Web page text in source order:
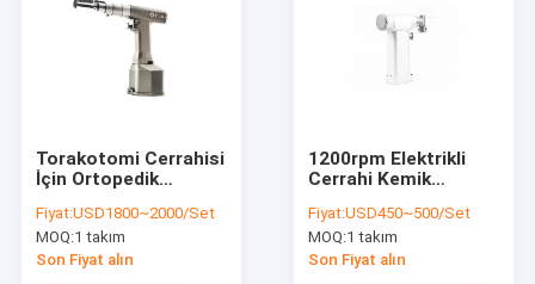
Torakotomi Cerrahisi
İçin Ortopedik
Kemik Testere Tıbbi
Kesme Aletleri
Fiyat:USD1800~2000/Set
MOQ:1 takım
Son Fiyat alın
1200rpm Elektrikli
Cerrahi Kemik
Salınımlı Testere
2100mAh
Fiyat:USD450~500/Set
MOQ:1 takım
Son Fiyat alın